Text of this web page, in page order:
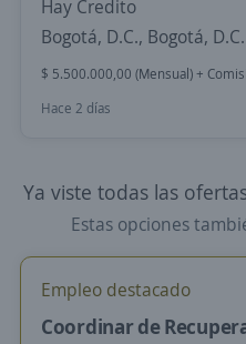
Hay Credito
Bogotá, D.C., Bogotá, D.C.
$ 5.500.000,00 (Mensual) +
Hace 2 días
Ya viste todas las
Estas opciones
Empleo destacado
Coordinar de